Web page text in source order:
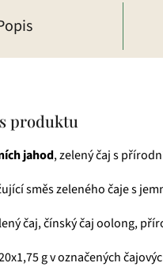
produktu
jahod, zelený čaj s
směs zeleného čaje s
čaj, čínský čaj oolong,
g v označených